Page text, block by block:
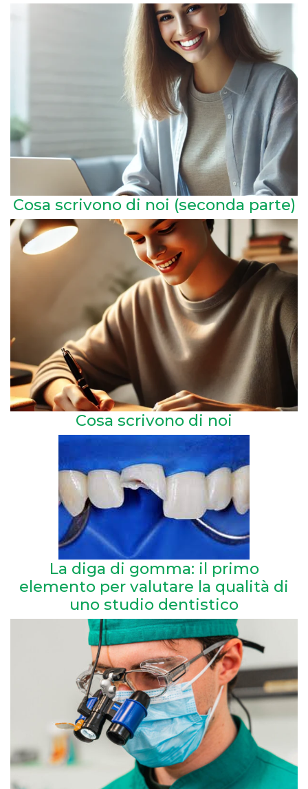
Cosa scrivono di noi (seconda parte)
Cosa scrivono di noi
La diga di gomma: il primo
elemento per valutare la qualità di
uno studio dentistico